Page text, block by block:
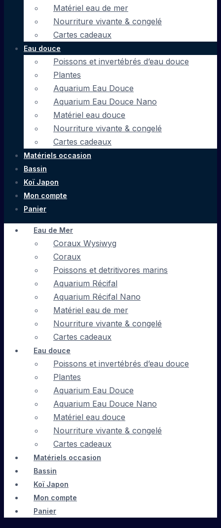
Matériel eau de mer
Nourriture vivante & congelé
Cartes cadeaux
Eau douce
Poissons et invertébrés d’eau douce
Plantes
Aquarium Eau Douce
Aquarium Eau Douce Nano
Matériel eau douce
Nourriture vivante & congelé
Cartes cadeaux
Matériels occasion
Bassin
Koï Japon
Mon compte
Panier
Eau de Mer
Coraux Wysiwyg
Coraux
Poissons et detritivores marins
Aquarium Récifal
Aquarium Récifal Nano
Matériel eau de mer
Nourriture vivante & congelé
Cartes cadeaux
Eau douce
Poissons et invertébrés d’eau douce
Plantes
Aquarium Eau Douce
Aquarium Eau Douce Nano
Matériel eau douce
Nourriture vivante & congelé
Cartes cadeaux
Matériels occasion
Bassin
Koï Japon
Mon compte
Panier